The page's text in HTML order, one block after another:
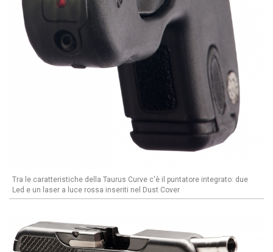
Tra le caratteristiche della Taurus Curve c'è il puntatore integrato: due
Led e un laser a luce rossa inseriti nel Dust Cover